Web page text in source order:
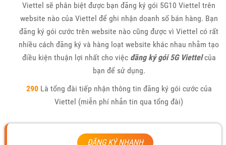
Viettel sẽ phân biệt được bạn đăng ký gói 5G10 Viettel trên
website nào của Viettel để ghi nhận doanh số bán hàng. Bạn
đăng ký gói cước trên website nào cũng được vì Viettel có rất
nhiều cách đăng ký và hàng loạt website khác nhau nhằm tạo
điều kiện thuận lợi nhất cho việc đăng ký gói 5G Viettelcủa
bạn để sử dụng.
290Là tổng đài tiếp nhận thông tin đăng ký gói cước của
Viettel (miễn phí nhắn tin qua tổng đài)
ĐĂNG KÝ NHANH